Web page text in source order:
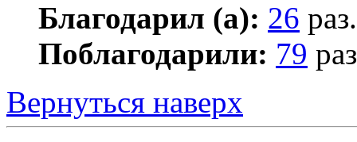
Благодарил (а): 26 раз.
Поблагодарили: 79
Вернуться наверх